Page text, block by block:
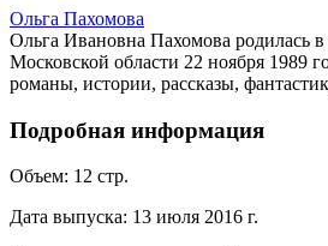
Ольга Пахомова
Ольга Ивановна Пахомова родилась в
Московской области 22 ноября 1989
романы, истории, рассказы,
Подробная информация
Объем: 12 стр.
Дата выпуска: 13 июля 2016 г.